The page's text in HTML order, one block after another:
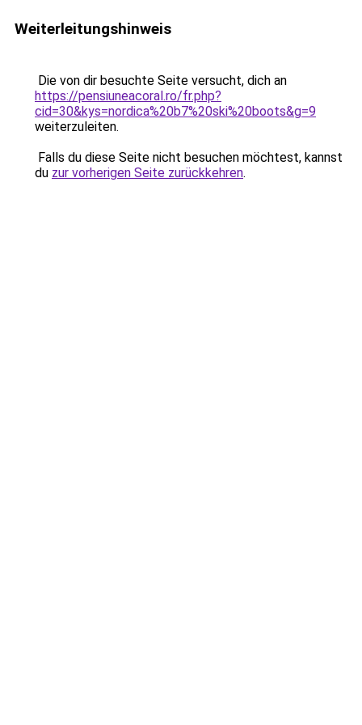
Weiterleitungshinweis
Die von dir besuchte Seite versucht, dich an
https://pensiuneacoral.ro/fr.php?
cid=30&kys=nordica%20b7%20ski%20boots&g=9
weiterzuleiten.
Falls du diese Seite nicht besuchen möchtest, kannst
du zur vorherigen Seite zurückkehren.